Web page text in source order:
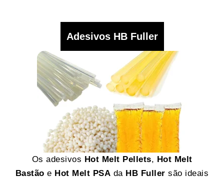
Adesivos HB Fuller
Os adesivos Hot Melt Pellets, Hot Melt
Bastão e Hot Melt PSA da HB Fuller são ideais